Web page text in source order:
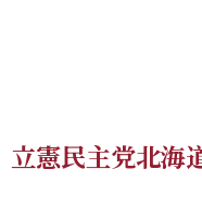
立憲民主党北海